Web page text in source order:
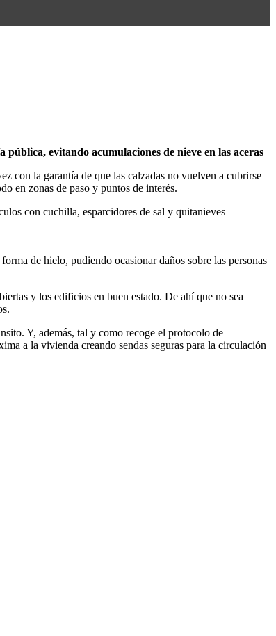
evitando acumulaciones de nieve en las aceras
con la garantía de que las calzadas no vuelven a cubrirse
en zonas de paso y puntos de interés.
con cuchilla, esparcidores de sal y quitanieves
de hielo, pudiendo ocasionar daños sobre las personas
y los edificios en buen estado. De ahí que no sea
Y, además, tal y como recoge el protocolo de
a la vivienda creando sendas seguras para la circulación